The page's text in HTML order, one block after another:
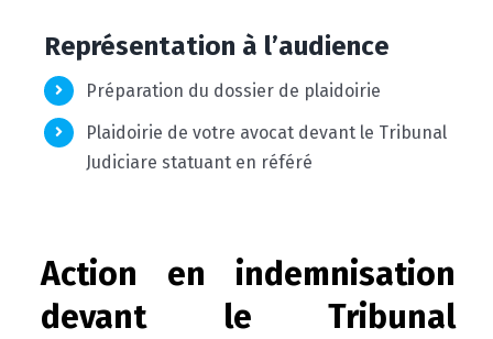
Représentation à l’audience
Préparation du dossier de plaidoirie
Plaidoirie de votre avocat devant le Tribunal
Judiciare statuant en référé
Action en indemnisation
devant le Tribunal